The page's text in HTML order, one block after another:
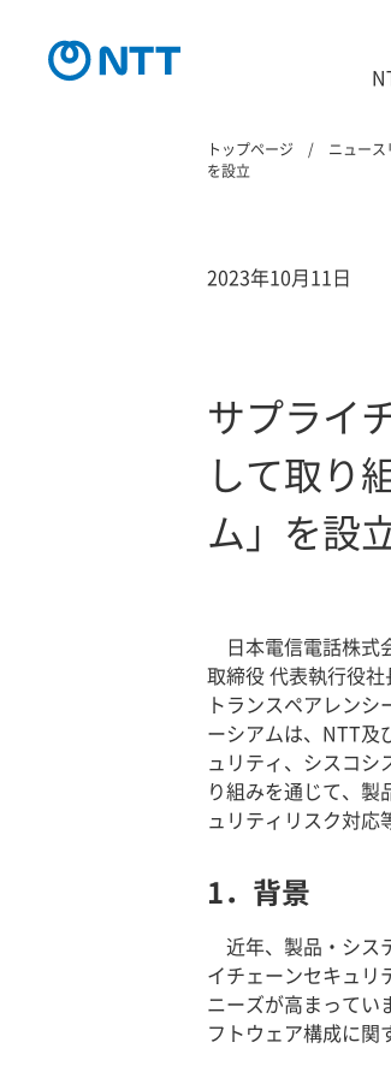
トップページ ニュース
を設立
2023年10月11日
サプライ
して取り
ム」を設
日本電信電話株式
取締役 代表執行役
トランスペアレン
ーシアムは、NTT及
ュリティ、シスコシ
り組みを通じて、
ュリティリスク対応
1．背景
近年、製品・シス
イチェーンセキュリ
ニーズが高まってい
フトウェア構成に関